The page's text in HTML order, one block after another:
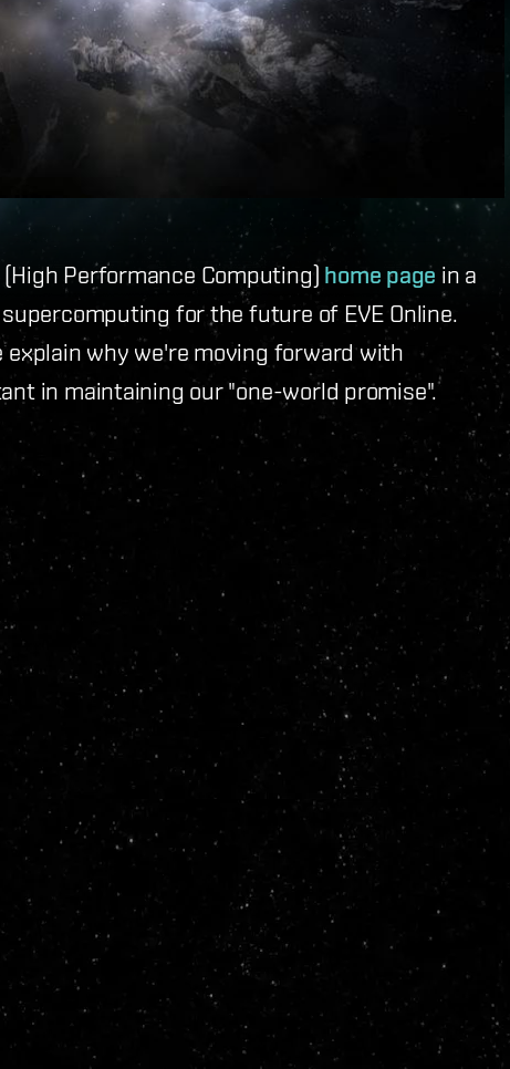
Performance Computing) home page in a
for the future of EVE Online.
explain why we're moving forward with
in maintaining our "one-world promise".